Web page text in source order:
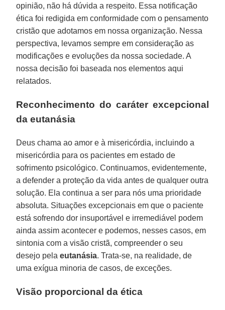
opinião, não há dúvida a respeito. Essa notificação
ética foi redigida em conformidade com o pensamento
cristão que adotamos em nossa organização. Nessa
perspectiva, levamos sempre em consideração as
modificações e evoluções da nossa sociedade. A
nossa decisão foi baseada nos elementos aqui
relatados.
Reconhecimento do caráter excepcional
da eutanásia
Deus chama ao amor e à misericórdia, incluindo a
misericórdia para os pacientes em estado de
sofrimento psicológico. Continuamos, evidentemente,
a defender a proteção da vida antes de qualquer outra
solução. Ela continua a ser para nós uma prioridade
absoluta. Situações excepcionais em que o paciente
está sofrendo dor insuportável e irremediável podem
ainda assim acontecer e podemos, nesses casos, em
sintonia com a visão cristã, compreender o seu
desejo pelaeutanásia. Trata-se, na realidade, de
uma exígua minoria de casos, de exceções.
Visão proporcional da ética